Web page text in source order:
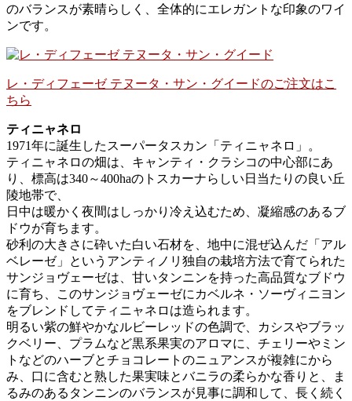
のバランスが素晴らしく、全体的にエレガントな印象のワイ
ンです。
レ・ディフェーゼ テヌータ・サン・グイードのご注文はこ
ちら
ティニャネロ
1971年に誕生したスーパータスカン「ティニャネロ」。
ティニャネロの畑は、キャンティ・クラシコの中心部にあ
り、標高は340～400haのトスカーナらしい日当たりの良い丘
陵地帯で、
日中は暖かく夜間はしっかり冷え込むため、凝縮感のあるブ
ドウが育ちます。
砂利の大きさに砕いた白い石材を、地中に混ぜ込んだ「アル
ベレーゼ」というアンティノリ独自の栽培方法で育てられた
サンジョヴェーゼは、甘いタンニンを持った高品質なブドウ
に育ち、このサンジョヴェーゼにカベルネ・ソーヴィニヨン
をブレンドしてティニャネロは造られます。
明るい紫の鮮やかなルビーレッドの色調で、カシスやブラッ
クベリー、プラムなど黒系果実のアロマに、チェリーやミン
トなどのハーブとチョコレートのニュアンスが複雑にから
み、口に含むと熟した果実味とバニラの柔らかな香りと、ま
るみのあるタンニンのバランスが見事に調和して、長く続く